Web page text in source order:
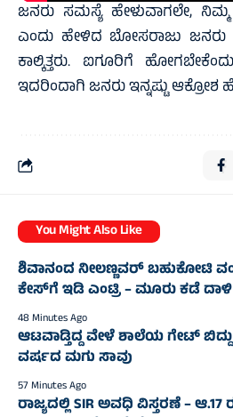
ಜನರು ಸಮಸ್ಯೆ ಹೇಳುವಾಗಲೇ,
ಎಂದು ಹೇಳಿದ ಬೋಸರಾಜು ಜನರು
ಕಾಲ್ಕಿತ್ತರು. ಐಗೂರಿಗೆ
ಇದರಿಂದಾಗಿ ಜನರು ಇನ್ನಷ್ಟು ಆಕ್ರೋಶ
You Might Also Like
ಶಿವಾನಂದ ನೀಲಣ್ಣವರ್‌ ಬಹುಕೋಟಿ
ಕೇಸ್‌ಗೆ ಇಡಿ ಎಂಟ್ರಿ – ಮೂರು ಕಡೆ ದಾಳಿ
48 Minutes Ago
ಆಟವಾಡ್ತಿದ್ದ ವೇಳೆ ಶಾಲೆಯ ಗೇಟ್
ವರ್ಷದ ಮಗು ಸಾವು
57 Minutes Ago
ರಾಜ್ಯದಲ್ಲಿ SIR ಅವಧಿ ವಿಸ್ತರಣೆ –